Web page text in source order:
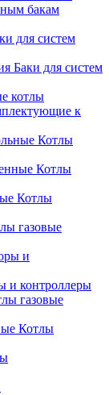
бакам
для систем
Баки для систем
котлы
к
Котлы
Котлы
Котлы
газовые
и контроллеры
газовые
Котлы